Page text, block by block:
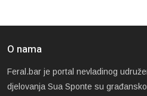
O nama
Feral.bar je portal nevladinog
djelovanja Sua Sponte su